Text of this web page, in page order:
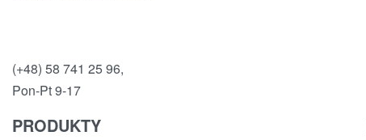
(+48) 58 741 25 96,
Pon-Pt 9-17
PRODUKTY